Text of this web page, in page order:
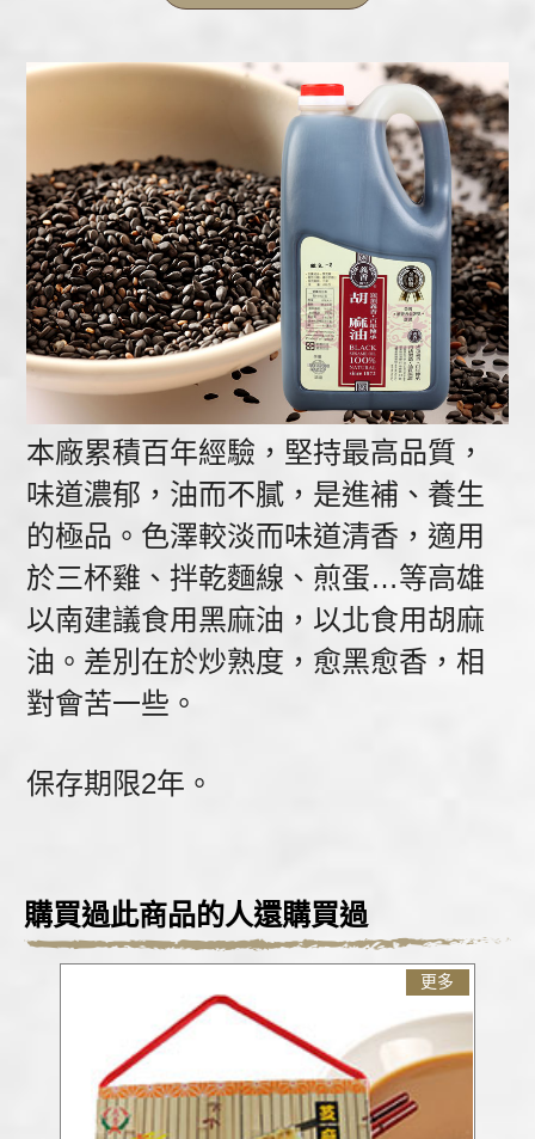
本廠累積百年經驗，堅持最高品質，
味道濃郁，油而不膩，是進補、養生
的極品。色澤較淡而味道清香，適用
於三杯雞、拌乾麵線、煎蛋…等高雄
以南建議食用黑麻油，以北食用胡麻
油。差別在於炒熟度，愈黑愈香，相
對會苦一些。
保存期限2年。
購買過此商品的人還購買過
更多